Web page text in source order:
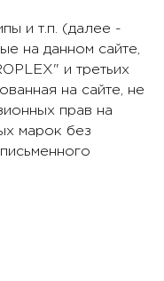
и т.п. (далее -
на данном сайте,
и третьих
на сайте, не
прав на
марок без